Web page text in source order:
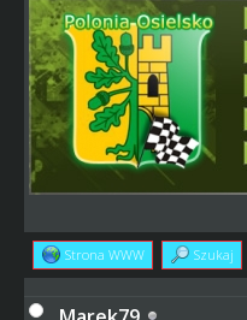
Strona WWW Szukaj